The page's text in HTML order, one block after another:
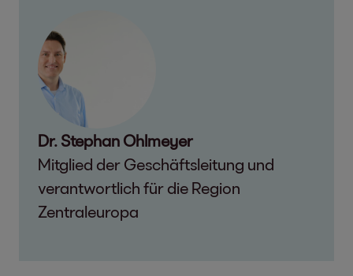
Dr. Stephan Ohlmeyer
Mitglied der Geschäftsleitung und
verantwortlich für die Region
Zentraleuropa